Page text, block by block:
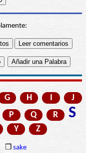
G H I
J
P Q R S
Y Z
❒ sake